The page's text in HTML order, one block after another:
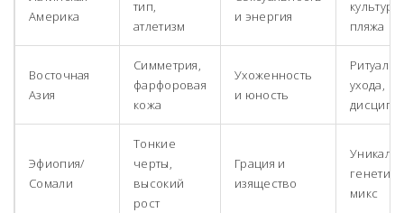
Америка
тип,
атлетизм
и энергия
культура
пляжа
Восточная
Азия
Симметрия,
фарфоровая
кожа
Ухоженность
и юность
Ритуалы
ухода,
Эфиопия/
Сомали
Тонкие
черты,
высокий
рост
Грация и
изящество
микс